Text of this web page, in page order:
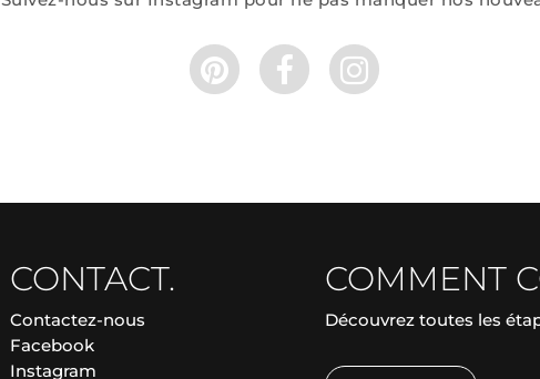
CONTACT.
Contactez-nous
Facebook
Instagram
COMMENT
Découvrez toutes les